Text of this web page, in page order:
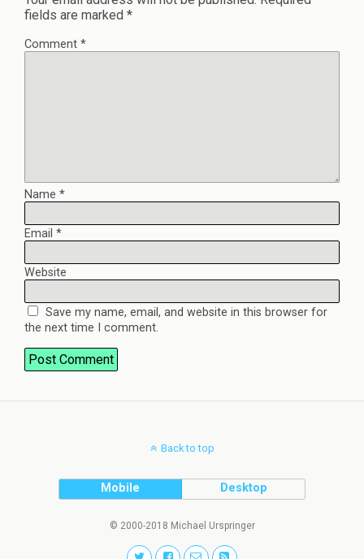
fields are marked *
Comment *
Name *
Email *
Website
Save my name, email, and website in this browser for
the next time I comment.
Back to top
Mobile Desktop
© 2000-2018 Michael Urspringer